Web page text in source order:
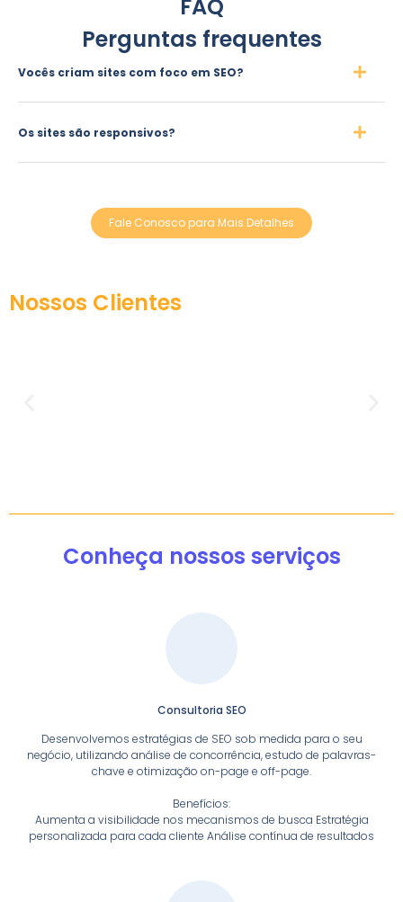
FAQ
Perguntas frequentes
Vocês criam sites com foco em SEO?
Os sites são responsivos?
Fale Conosco para Mais Detalhes
Nossos Clientes
Conheça nossos serviços
Consultoria SEO
Desenvolvemos estratégias de SEO sob medida para o seu
negócio, utilizando análise de concorrência, estudo de palavras-
chave e otimização on-page e off-page.
Benefícios:
Aumenta a visibilidade nos mecanismos de busca Estratégia
personalizada para cada cliente Análise contínua de resultados